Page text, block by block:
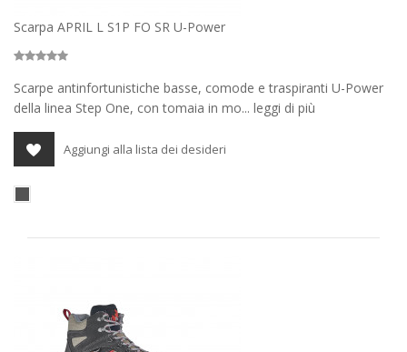
Scarpa APRIL L S1P FO SR U-Power
Scarpe antinfortunistiche basse, comode e traspiranti U-Power
della linea Step One, con tomaia in mo... leggi di più
Aggiungi alla lista dei desideri